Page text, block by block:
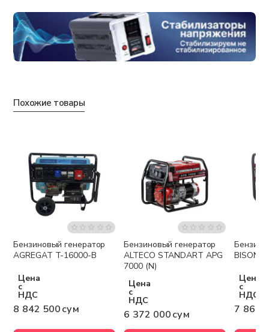
Похожие товары
Бесплатная доставка
Бензиновый генератор
AGREGAT T-16000-B
Цена
с
НДС
8 842 500 сум
Бесплатная доставка
Бензиновый генератор
ALTECO STANDART APG
7000 (N)
Цена
с
НДС
6 372 000 сум
BISON
Цена
с
НДС
7 860